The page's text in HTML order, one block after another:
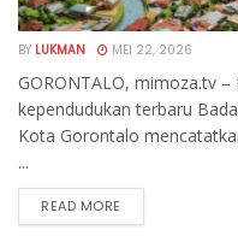
BY LUKMAN MEI 22, 2026
GORONTALO, mimoza.tv
kependudukan terbaru
Kota Gorontalo
...
READ MORE